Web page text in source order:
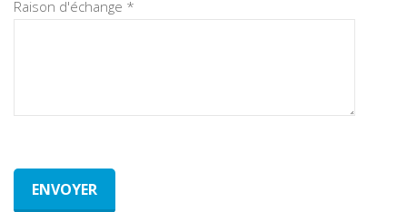
Raison d'échange *